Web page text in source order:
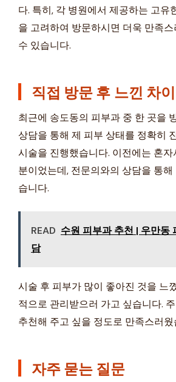
다. 특히, 각 병원에서 제공하는 고유
을 고려하여 방문하시면 더욱 만족
수 있습니다.
직접 방문 후 느낀 차이
최근에 송도동의 피부과 중 한 곳을
상담을 통해 제 피부 상태를 정확히
시술을 진행했습니다. 이전에는 혼
분이었는데, 전문의와의 상담을 통
습니다.
READ 수원 피부과 추천 | 우만동
담
시술 후 피부가 많이 좋아진 것을 느
적으로 관리받으러 가고 싶습니다.
추천해 주고 싶을 정도로 만족스러웠
자주 묻는 질문